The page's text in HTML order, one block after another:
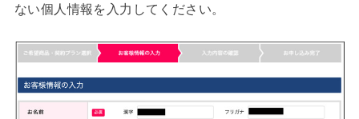
ない個人情報を入力してください。